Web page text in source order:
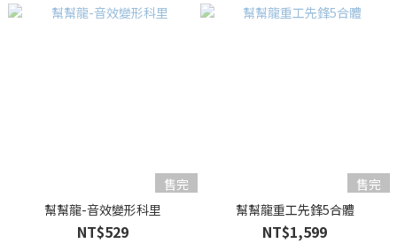
售完
幫幫龍-音效變形科里
NT$529
售完
幫幫龍重工先鋒5合體
NT$1,599